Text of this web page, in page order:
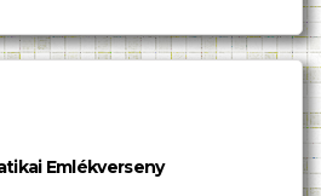
Emlékverseny